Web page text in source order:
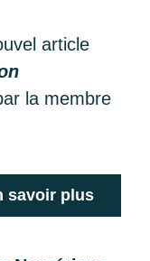
article
la membre
savoir plus